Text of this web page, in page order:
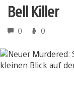
Bell Killer
0 0